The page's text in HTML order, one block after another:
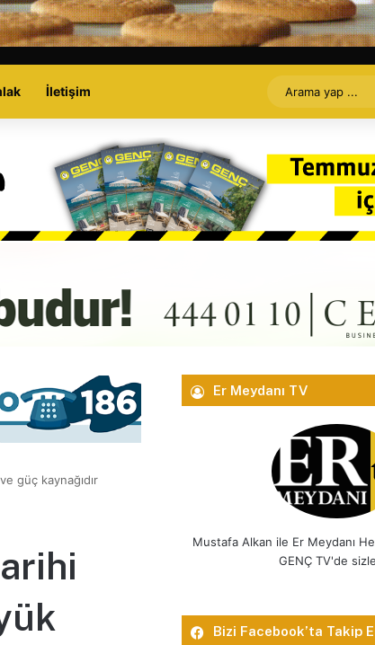
İletişim
güç kaynağıdır
Er Meydanı TV
Mustafa Alkan ile Er Meydanı
GENÇ TV'de
Bizi Facebook’ta Takip